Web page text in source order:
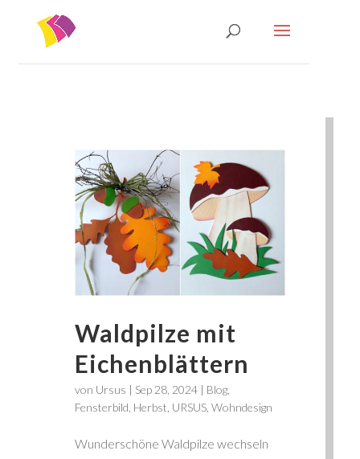
Waldpilze mit
Eichenblättern
von Ursus | Sep 28, 2024| Blog,
Fensterbild Herbst URSUS, Wohndesign
Wunderschöne Waldpilze wechseln